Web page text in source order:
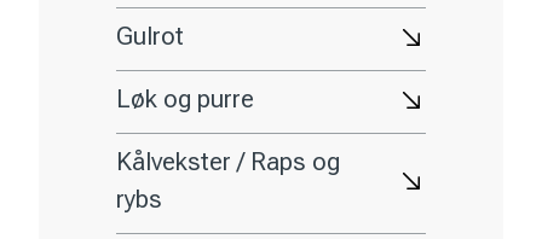
Gulrot
Løk og purre
Kålvekster / Raps og
rybs